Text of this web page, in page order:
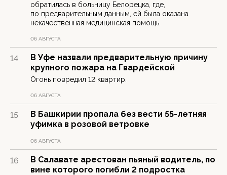
обратилась в больницу Белорецка, где,
по предварительным данным, ей была оказана
некачественная медицинская помощь.
06 АВГУСТА
14
В Уфе назвали предварительную причину
крупного пожара на Гвардейской
Огонь повредил 12 квартир.
06 АВГУСТА
15
В Башкирии пропала без вести 55-летняя
уфимка в розовой ветровке
06 АВГУСТА
16
В Салавате арестован пьяный водитель, по
вине которого погибли 2 подростка